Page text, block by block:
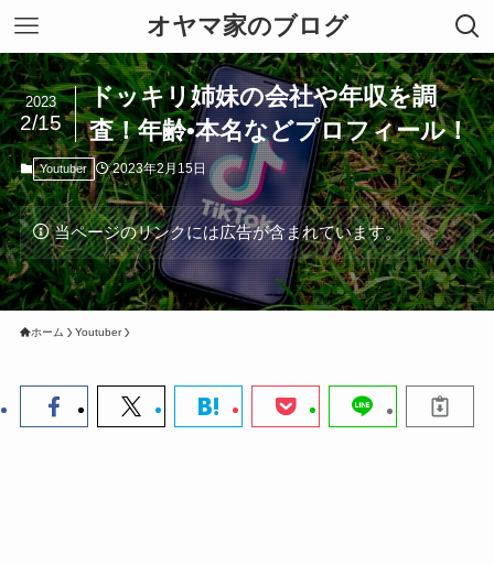
オヤマ家のブログ
ドッキリ姉妹の会社や年収を調
査！年齢•本名などプロフィール！
2023
2/15
Youtuber 2023年2月15日
当ページのリンクには広告が含まれています。
ホーム Youtuber